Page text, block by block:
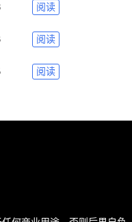
阅读
阅读
阅读